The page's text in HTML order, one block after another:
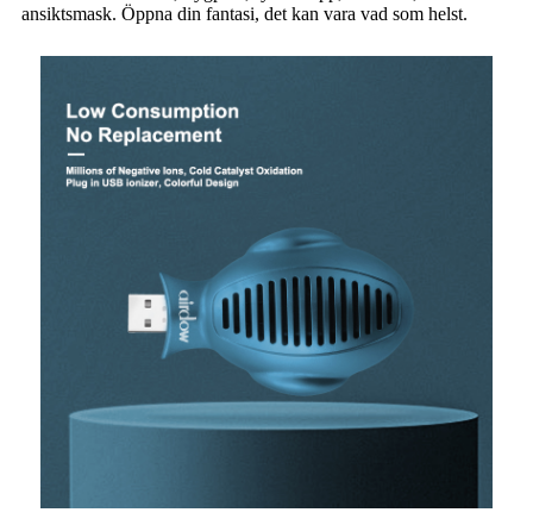
ansiktsmask. Öppna din fantasi, det kan vara vad som helst.